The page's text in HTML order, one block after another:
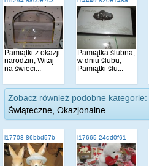
Pamiątki z okazji
narodzin, Witaj
na świeci...
Pamiątka ślubna,
w dniu ślubu,
Pamiątki ślu...
Zobacz również podobne kategorie:
Świąteczne, Okazjonalne
i17703-86bbd57b i17665-24dd0f61